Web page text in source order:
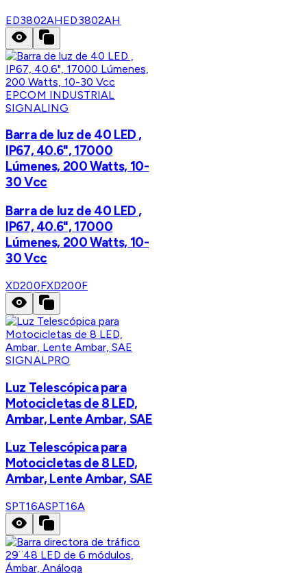
ED3802AHED3802AH
EPCOM INDUSTRIAL
SIGNALING
Barra de luz de 40 LED ,
IP67, 40.6", 17000
Lúmenes, 200 Watts, 10-
30 Vcc
Barra de luz de 40 LED ,
IP67, 40.6", 17000
Lúmenes, 200 Watts, 10-
30 Vcc
XD200FXD200F
SIGNALPRO
Luz Telescópica para
Motocicletas de 8 LED,
Ambar, Lente Ambar, SAE
Luz Telescópica para
Motocicletas de 8 LED,
Ambar, Lente Ambar, SAE
SPT16ASPT16A